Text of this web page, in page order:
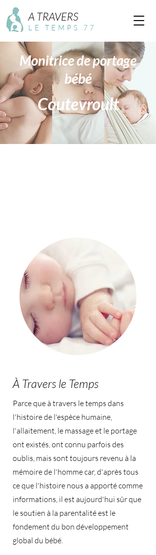
LE TEMPS 77
A TRAVERS
Monitrice de portage
bébé
Coutevroult
À Travers le Temps
Parce que à travers le temps dans
l'histoire de l'espèce humaine,
l'allaitement, le massage et le portage
ont existés, ont connu parfois des
oublis, mais sont toujours revenu à la
mémoire de l'homme car, d'après tous
ce que l'histoire nous a apporté comme
informations, il est aujourd'hui sûr que
le soutien à la parentalité est le
fondement du bon développement
global du bébé.